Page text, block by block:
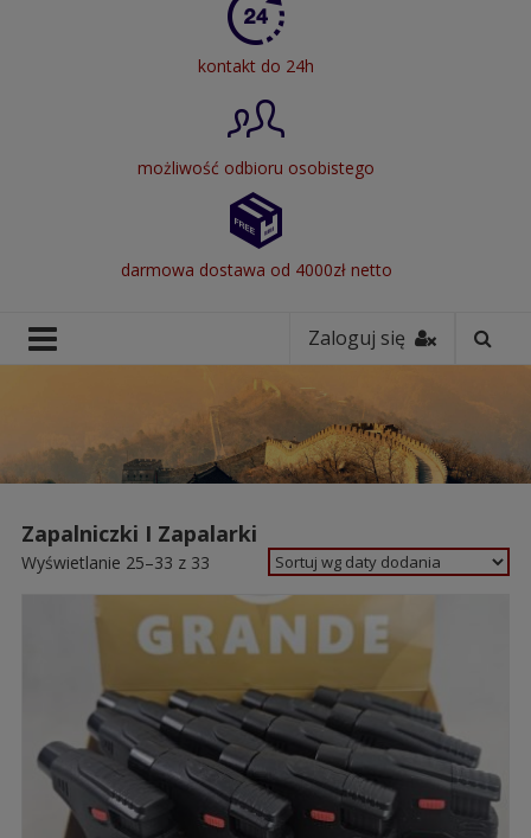
kontakt do 24h
możliwość odbioru osobistego
darmowa dostawa od 4000zł netto
Zaloguj się
Zapalniczki I Zapalarki
Wyświetlanie 25–33 z 33